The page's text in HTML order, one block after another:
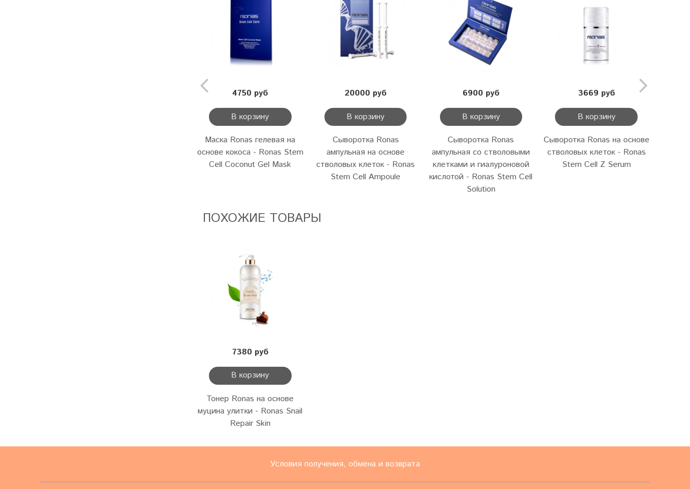
4750 руб
В корзину
Маска Ronas гелевая на
основе кокоса - Ronas Stem
Cell Coconut Gel Mask
20000 руб
В корзину
Сыворотка Ronas
ампульная на основе
стволовых клеток - Ronas
Stem Cell Ampoule
6900 руб
В корзину
Сыворотка Ronas
ампульная со стволовыми
клетками и гиалуроновой
кислотой - Ronas Stem Cell
Solution
3669 руб
В корзину
Сыворотка Ronas на основе
стволовых клеток - Ronas
Stem Cell Z Serum
ПОХОЖИЕ ТОВАРЫ
7380 руб
В корзину
Тонер Ronas на основе
муцина улитки - Ronas Snail
Repair Skin
Условия получения, обмена и возврата